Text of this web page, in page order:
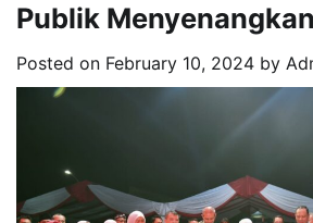
Publik Menyenangkan
Posted on February 10, 2024 by